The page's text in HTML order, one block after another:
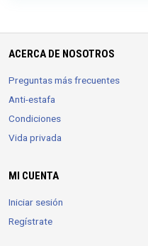
ACERCA DE NOSOTROS
Preguntas más frecuentes
Anti-estafa
Condiciones
Vida privada
MI CUENTA
Iniciar sesión
Regístrate